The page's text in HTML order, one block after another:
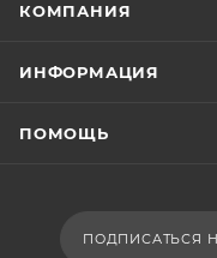
КОМПАНИЯ
ИНФОРМАЦИЯ
ПОМОЩЬ
ПОДПИСАТЬСЯ